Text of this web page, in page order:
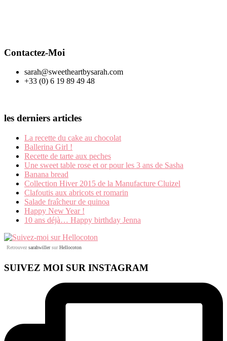
Contactez-Moi
sarah@sweetheartbysarah.com
+33 (0) 6 19 89 49 48
les derniers articles
La recette du cake au chocolat
Ballerina Girl !
Recette de tarte aux peches
Une sweet table rose et or pour les 3 ans de Sasha
Banana bread
Collection Hiver 2015 de la Manufacture Cluizel
Clafoutis aux abricots et romarin
Salade fraîcheur de quinoa
Happy New Year !
10 ans déjà… Happy birthday Jenna
Retrouvez sarahwillersurHellocoton
SUIVEZ MOI SUR INSTAGRAM